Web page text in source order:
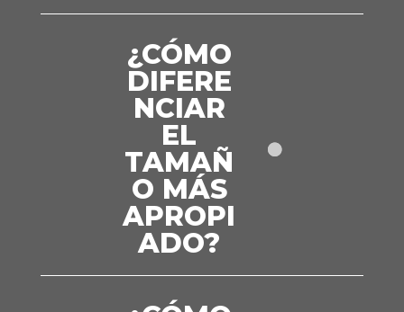
¿CÓMO
DIFERE
NCIAR
EL
TAMAÑ
O MÁS
APROPI
ADO?